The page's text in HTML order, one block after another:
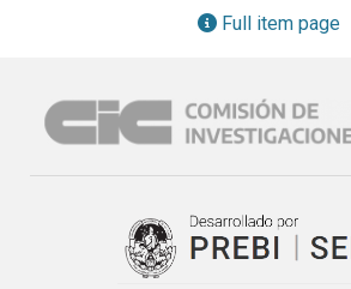
Full item page